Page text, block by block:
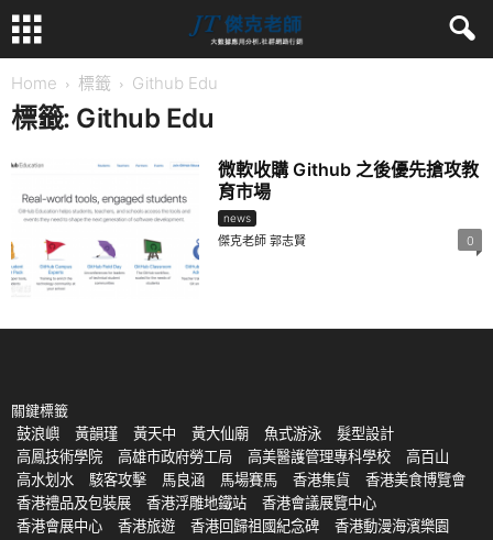
Home 標籤 Github Edu
標籤: Github Edu
微軟收購 Github 之後優先搶攻教
育市場
news
傑克老師 郭志賢 0
關鍵標籤
鼓浪嶼
黃韻瑾 黃天中 黃大仙廟 魚式游泳
髮型設計
高鳳技術學院
高雄市政府勞工局 高美醫護管理專科學校
高百山
高水划水
駭客攻擊 馬良涵 馬場賽馬 香港集貨
香港美食博覽會
香港禮品及包裝展
香港浮雕地鐵站
香港會議展覽中心
香港會展中心
香港旅遊 香港回歸祖國紀念碑
香港動漫海濱樂園